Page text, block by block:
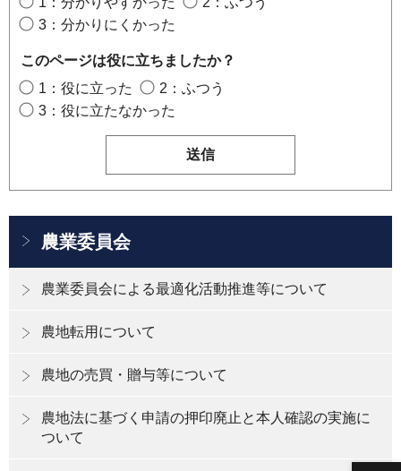
3：分かりにくかった
このページは役に立ちましたか？
1：役に立った
2：ふつう
3：役に立たなかった
農業委員会
農業委員会による最適化活動推進等について
農地転用について
農地の売買・贈与等について
農地法に基づく申請の押印廃止と本人確認の実施に
ついて